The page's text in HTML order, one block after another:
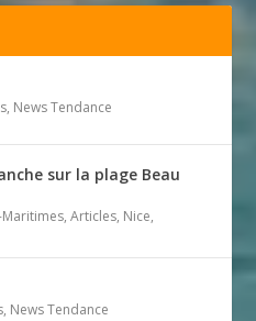
, News Tendance
sur la plage Beau
,Articles, Nice,
, News Tendance